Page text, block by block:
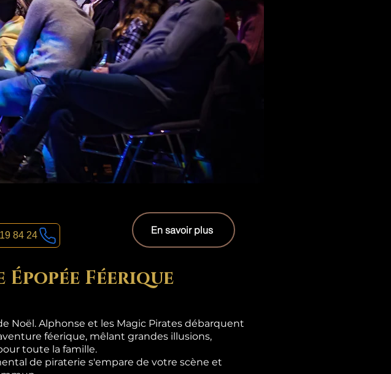
84 24 En savoir plus
Épopée Féerique
Noël. Alphonse et les Magic Pirates débarquent
féerique, mêlant grandes illusions,
toute la famille.
de piraterie s'empare de votre scène et